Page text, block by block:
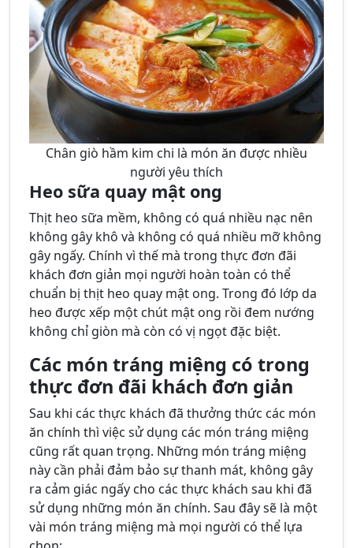
Chân giò hầm kim chi là món ăn được nhiều
người yêu thích
Heo sữa quay mật ong
Thịt heo sữa mềm, không có quá nhiều nạc nên
không gây khô và không có quá nhiều mỡ không
gây ngấy. Chính vì thế mà trong thực đơn đãi
khách đơn giản mọi người hoàn toàn có thể
chuẩn bị thịt heo quay mật ong. Trong đó lớp da
heo được xếp một chút mật ong rồi đem nướng
không chỉ giòn mà còn có vị ngọt đặc biệt.
Các món tráng miệng có trong
thực đơn đãi khách đơn giản
Sau khi các thực khách đã thưởng thức các món
ăn chính thì việc sử dụng các món tráng miệng
cũng rất quan trọng. Những món tráng miệng
này cần phải đảm bảo sự thanh mát, không gây
ra cảm giác ngấy cho các thực khách sau khi đã
sử dụng những món ăn chính. Sau đây sẽ là một
vài món tráng miệng mà mọi người có thể lựa